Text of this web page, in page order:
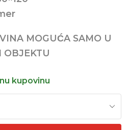
MOGUĆA SAMO U
OBJEKTU
kupovinu